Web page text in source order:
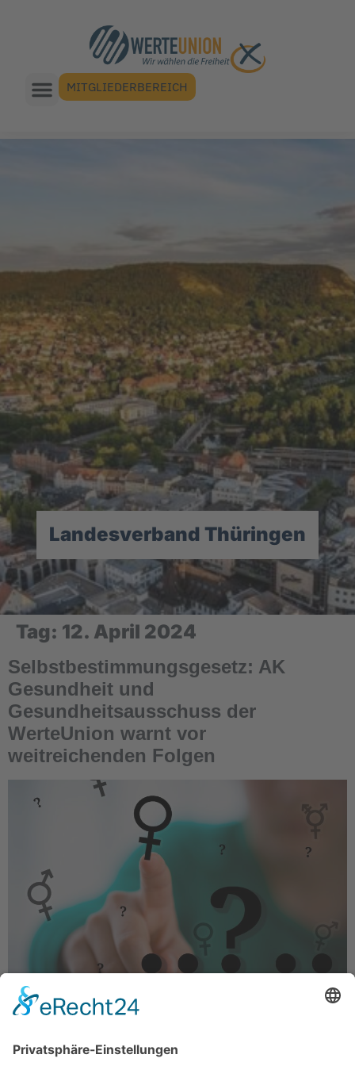
MITGLIEDERBEREICH
Landesverband Thüringen
Tag: 12. April 2024
Selbstbestimmungsgesetz: AK
Gesundheit und
Gesundheitsausschuss der
WerteUnion warnt vor
weitreichenden Folgen
Das Selbstbestimmungsgesetz stößt auf massive
machen, dass dieses Gesetz einen beispiellosen